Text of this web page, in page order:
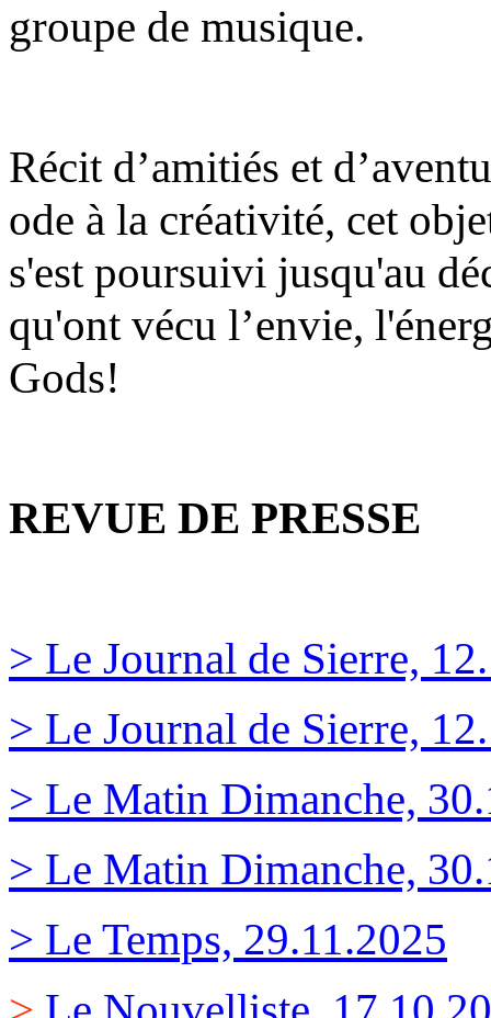
groupe de musique.
Récit d’amitiés et
ode à la créativité, cet
s'est poursuivi jusqu'au
qu'ont vécu l’envie,
Gods!
REVUE DE PRESSE
> Le Journal de Sierre,
> Le Journal de Sierre,
> Le Matin Dimanche,
> Le Matin Dimanche,
> Le Temps, 29.11.2025